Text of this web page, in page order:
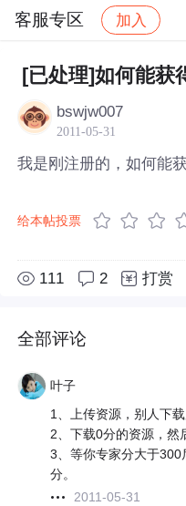
客服专区 加入
社区 客服专区 帖
[已处理]如何能获
bswjw007
2011-05-31
我是刚注册的，如何能
给本帖投票
111 2 打赏
全部评论
叶子
1、上传资源，别人下
2、下载0分的资源，然
3、等你专家分大于300
分。
2011-05-31